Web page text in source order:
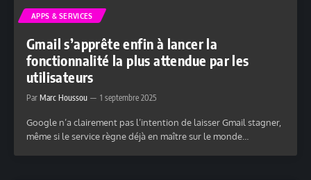
APPS & SERVICES
Gmail s’apprête enfin à lancer la
fonctionnalité la plus attendue par les
utilisateurs
Par Marc Houssou 1 septembre 2025
Google n’a clairement pas l’intention de laisser Gmail stagner,
même si le service règne déjà en maître sur le monde…